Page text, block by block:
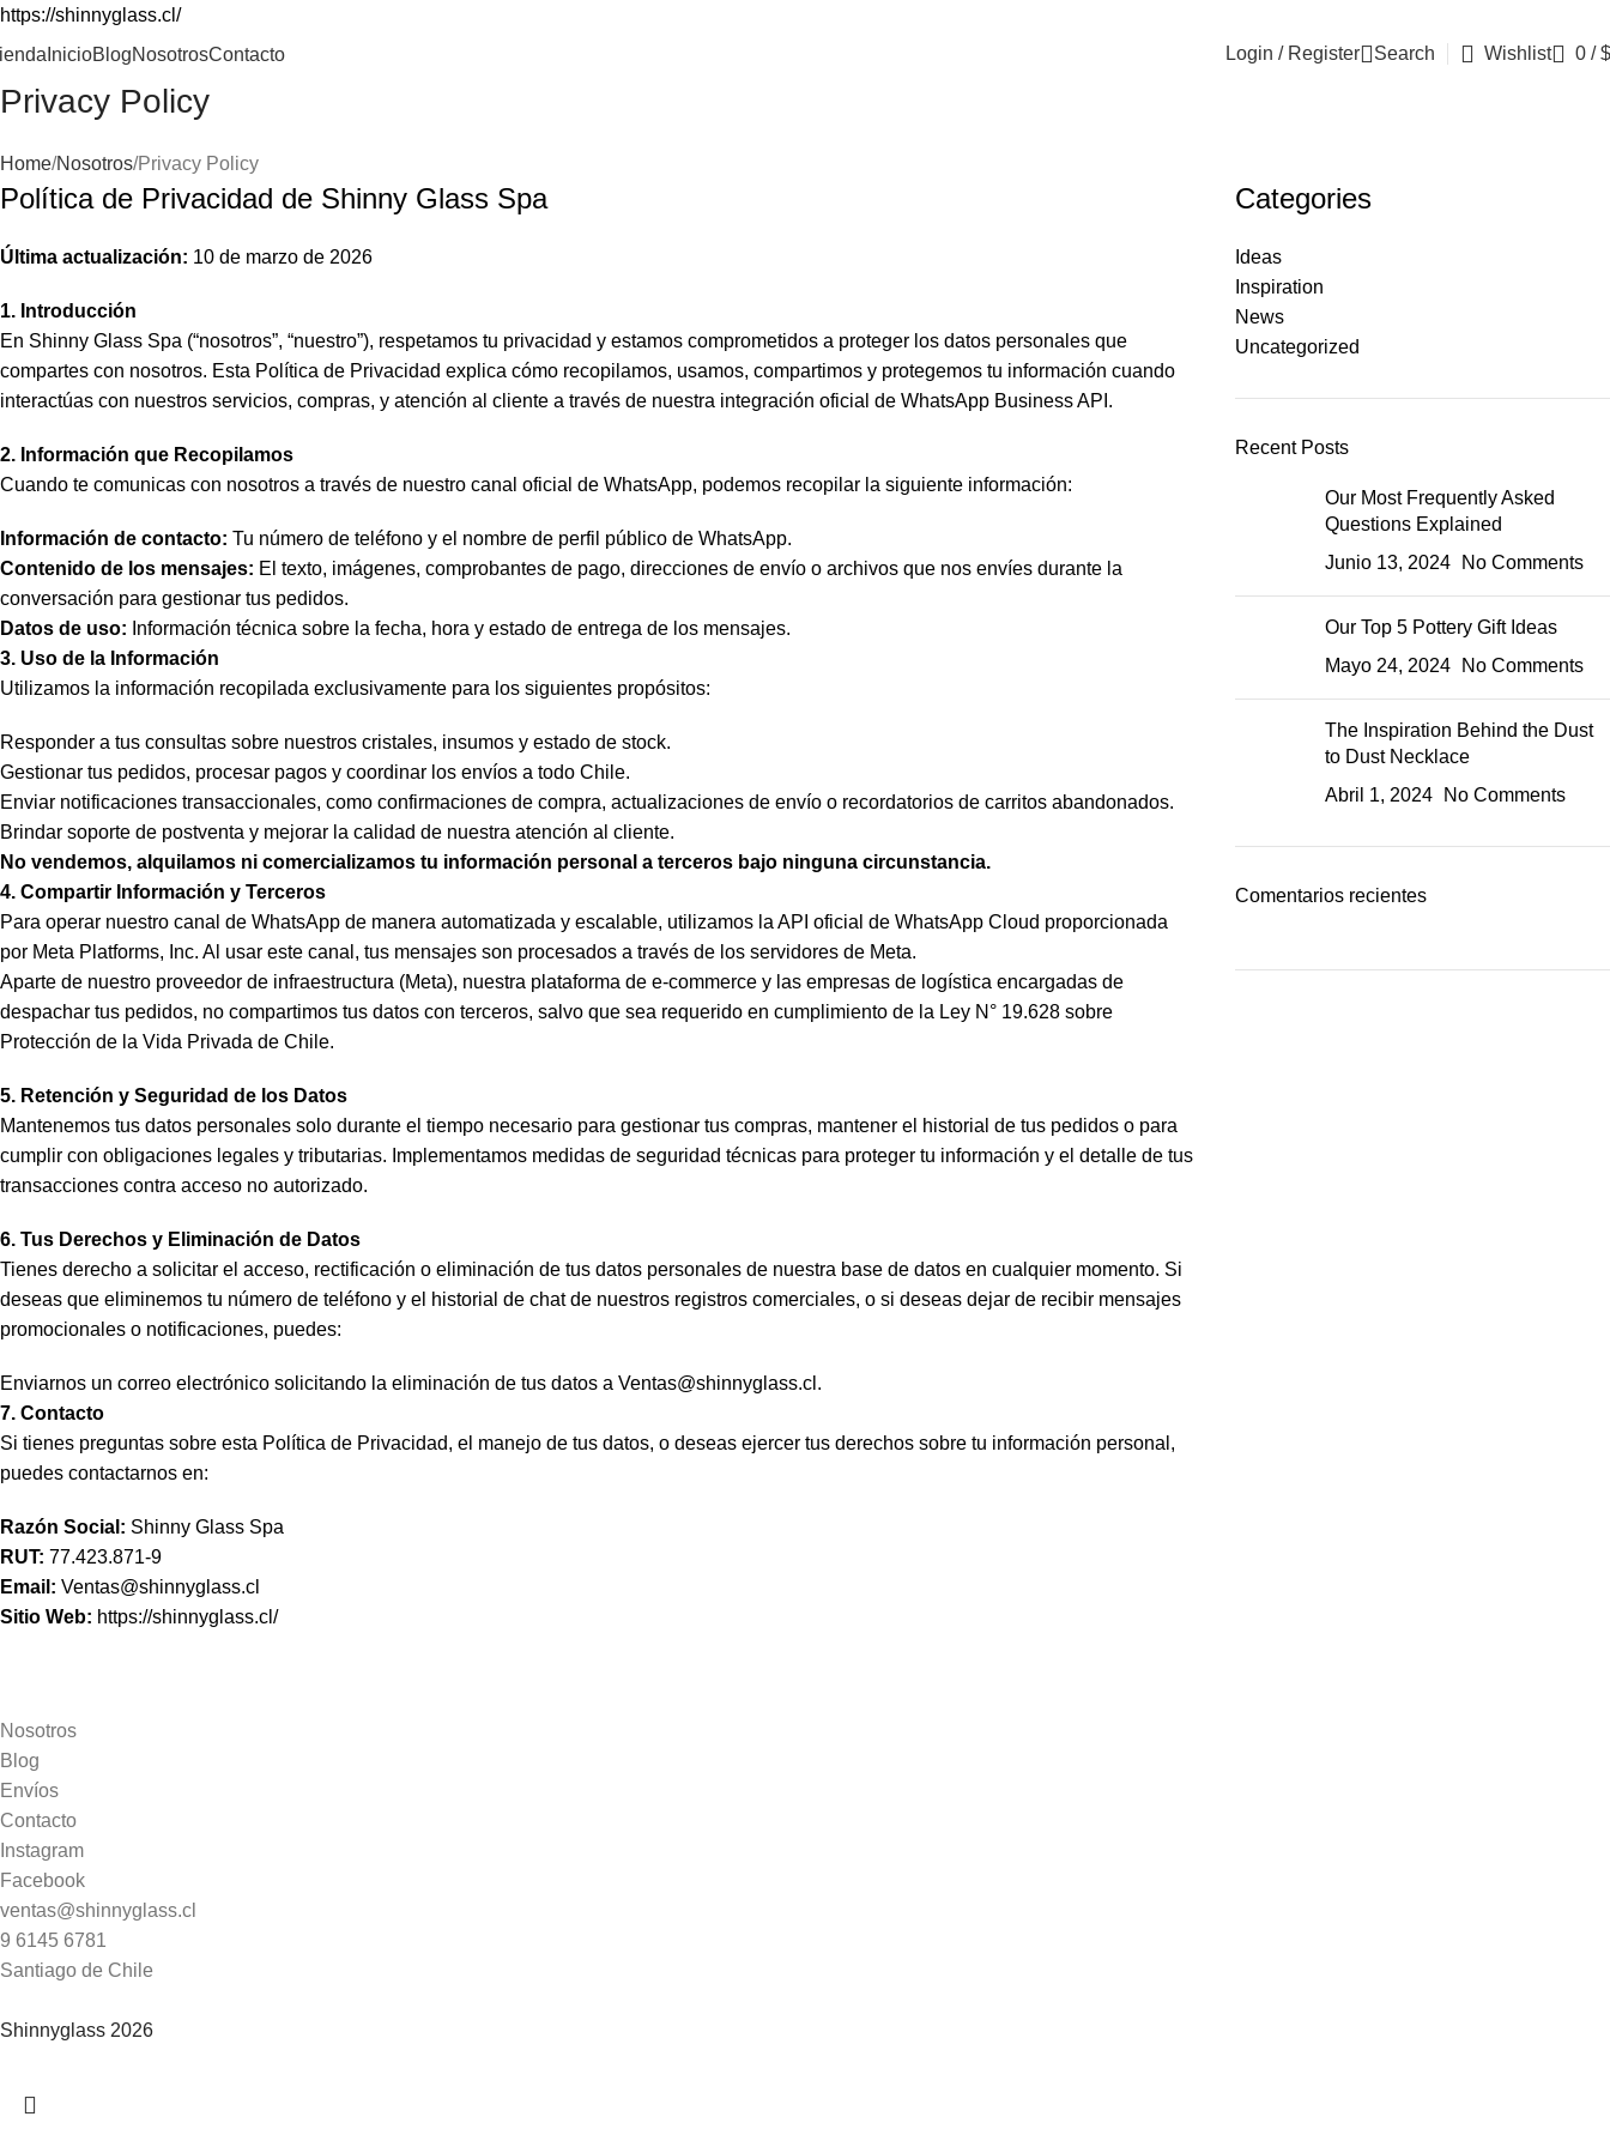
https://shinnyglass.cl/
InicioBlogNosotrosContacto Login / Register Search Wishlist 0 / $
Privacy Policy
Home Nosotros Privacy Policy
Política de Privacidad de Shinny Glass Spa
Última actualización: 10 de marzo de 2026
1. Introducción
En Shinny Glass Spa (“nosotros”, “nuestro”), respetamos tu privacidad y estamos comprometidos a proteger los datos personales que
compartes con nosotros. Esta Política de Privacidad explica cómo recopilamos, usamos, compartimos y protegemos tu información cuando
interactúas con nuestros servicios, compras, y atención al cliente a través de nuestra integración oficial de WhatsApp Business API.
2. Información que Recopilamos
Cuando te comunicas con nosotros a través de nuestro canal oficial de WhatsApp, podemos recopilar la siguiente información:
Información de contacto: Tu número de teléfono y el nombre de perfil público de WhatsApp.
Contenido de los mensajes: El texto, imágenes, comprobantes de pago, direcciones de envío o archivos que nos envíes durante la
conversación para gestionar tus pedidos.
Datos de uso: Información técnica sobre la fecha, hora y estado de entrega de los mensajes.
3. Uso de la Información
Utilizamos la información recopilada exclusivamente para los siguientes propósitos:
Responder a tus consultas sobre nuestros cristales, insumos y estado de stock.
Gestionar tus pedidos, procesar pagos y coordinar los envíos a todo Chile.
Enviar notificaciones transaccionales, como confirmaciones de compra, actualizaciones de envío o recordatorios de carritos abandonados.
Brindar soporte de postventa y mejorar la calidad de nuestra atención al cliente.
No vendemos, alquilamos ni comercializamos tu información personal a terceros bajo ninguna circunstancia.
4. Compartir Información y Terceros
Para operar nuestro canal de WhatsApp de manera automatizada y escalable, utilizamos la API oficial de WhatsApp Cloud proporcionada
por Meta Platforms, Inc. Al usar este canal, tus mensajes son procesados a través de los servidores de Meta.
Aparte de nuestro proveedor de infraestructura (Meta), nuestra plataforma de e-commerce y las empresas de logística encargadas de
despachar tus pedidos, no compartimos tus datos con terceros, salvo que sea requerido en cumplimiento de la Ley N° 19.628 sobre
Protección de la Vida Privada de Chile.
5. Retención y Seguridad de los Datos
Mantenemos tus datos personales solo durante el tiempo necesario para gestionar tus compras, mantener el historial de tus pedidos o para
cumplir con obligaciones legales y tributarias. Implementamos medidas de seguridad técnicas para proteger tu información y el detalle de tus
transacciones contra acceso no autorizado.
6. Tus Derechos y Eliminación de Datos
Tienes derecho a solicitar el acceso, rectificación o eliminación de tus datos personales de nuestra base de datos en cualquier momento. Si
deseas que eliminemos tu número de teléfono y el historial de chat de nuestros registros comerciales, o si deseas dejar de recibir mensajes
promocionales o notificaciones, puedes:
Enviarnos un correo electrónico solicitando la eliminación de tus datos a Ventas@shinnyglass.cl .
7. Contacto
Si tienes preguntas sobre esta Política de Privacidad, el manejo de tus datos, o deseas ejercer tus derechos sobre tu información personal,
puedes contactarnos en:
Razón Social: Shinny Glass Spa
RUT: 77.423.871-9
Email: Ventas@shinnyglass.cl
Sitio Web: https://shinnyglass.cl/
Categories
Ideas
Inspiration
News
Uncategorized
Recent Posts
Our Most Frequently Asked
Questions Explained
Junio 13, 2024
No Comments
Our Top 5 Pottery Gift Ideas
Mayo 24, 2024
No Comments
The Inspiration Behind the Dust
to Dust Necklace
Abril 1, 2024
No Comments
Comentarios recientes
Nosotros
Blog
Envíos
Contacto
Instagram
Facebook
ventas@shinnyglass.cl
9 6145 6781
Santiago de Chile
Shinnyglass 2026